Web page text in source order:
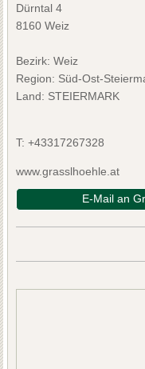
Dürntal 4
8160 Weiz
Bezirk: Weiz
Region: Süd-Ost-
Land: STEIERMARK
T: +43317267328
www.grasslhoehle.at
E-Mail an